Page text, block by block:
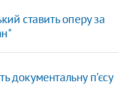
ставить оперу за
документальну п'єсу